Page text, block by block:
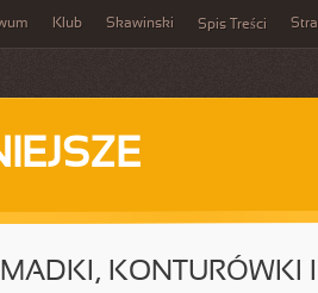
Klub Skawinski Spis Treści
KONTURÓWKI